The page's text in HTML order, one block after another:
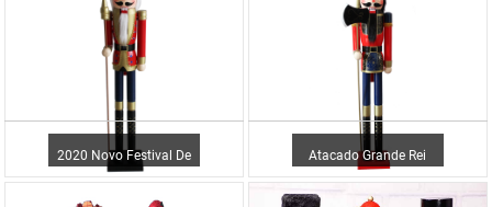
Decoração Para Casa
Acesso...
2020 Novo Festival De
Artesanato
Atacado Grande Rei
Soldado Soldado De